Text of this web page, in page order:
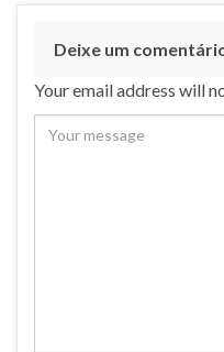
Deixe um
Your email address will